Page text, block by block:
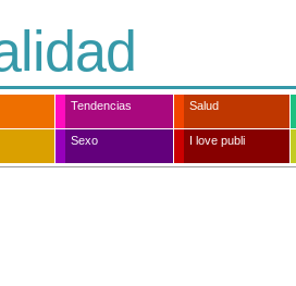
Tendencias Salud
Sexo I love publi